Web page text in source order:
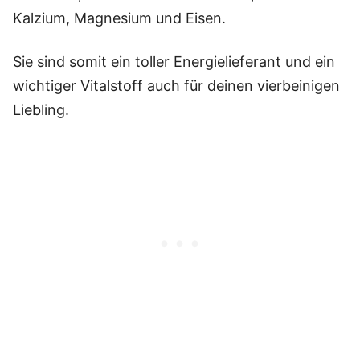
Kalzium, Magnesium und Eisen.
Sie sind somit ein toller Energielieferant und ein
wichtiger Vitalstoff auch für deinen vierbeinigen
Liebling.